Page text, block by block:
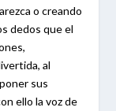
o creando
dedos que el
al
sus
ello la voz de